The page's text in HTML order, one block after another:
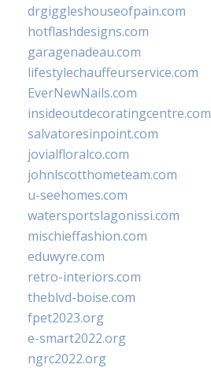
drgiggleshouseofpain.com
hotflashdesigns.com
garagenadeau.com
lifestylechauffeurservice.com
EverNewNails.com
insideoutdecoratingcentre.com
salvatoresinpoint.com
jovialfloralco.com
johnlscotthometeam.com
u-seehomes.com
watersportslagonissi.com
mischieffashion.com
eduwyre.com
retro-interiors.com
theblvd-boise.com
fpet2023.org
e-smart2022.org
ngrc2022.org